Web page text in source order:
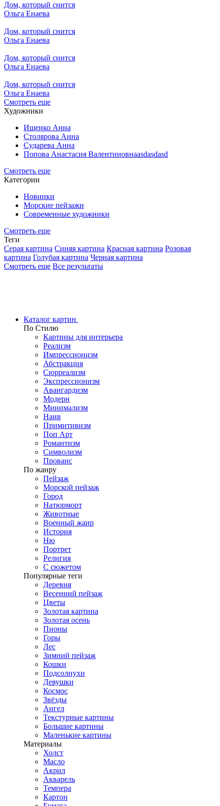
Дом, который снится
Ольга Енаева
Дом, который снится
Ольга Енаева
Дом, который снится
Ольга Енаева
Дом, который снится
Ольга Енаева
Смотреть еще
Художники
Ищенко Анна
Столярова Анна
Сударева Анна
Попова Анастасия Валентиновнаasdasdasd
Смотреть еще
Категории
Новинки
Морские пейзажи
Современные художники
Смотреть еще
Теги
Серая картина Синяя картина Красная картина Розовая
картина Голубая картина Черная картина
Смотреть еще Все результаты
Каталог картин
По Стилю
Картины для интерьера
Реализм
Импрессионизм
Абстракция
Сюрреализм
Экспрессионизм
Авангардизм
Модерн
Минимализм
Наив
Примитивизм
Поп Арт
Романтизм
Символизм
Прованс
По жанру
Пейзаж
Морской пейзаж
Город
Натюрморт
Животные
Военный жанр
История
Ню
Портрет
Религия
С сюжетом
Популярные теги
Деревня
Весенний пейзаж
Цветы
Золотая картина
Золотая осень
Пионы
Горы
Лес
Зимний пейзаж
Кошки
Подсолнухи
Девушки
Космос
Звёзды
Ангел
Текстурные картины
Большие картины
Маленькие картины
Материалы
Холст
Масло
Акрил
Акварель
Темпера
Картон